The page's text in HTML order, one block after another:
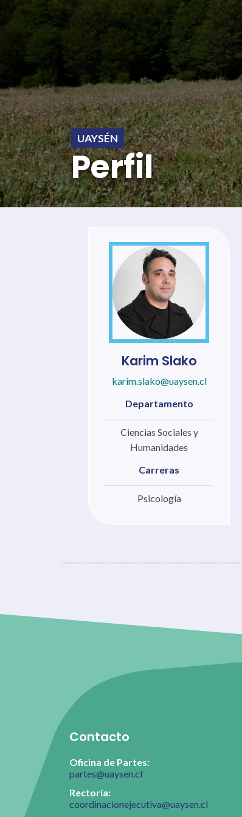
UAYSÉN
Perfil
Karim Slako
karim.slako@uaysen.cl
Departamento
Ciencias Sociales y
Humanidades
Carreras
Psicología
Contacto
Oficina de Partes:
partes@uaysen.cl
Rectoría:
coordinacionejecutiva@uaysen.cl